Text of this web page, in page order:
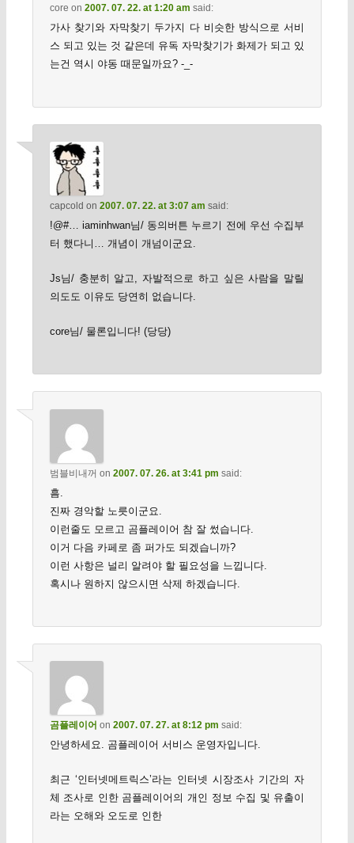
core on 2007. 07. 22. at 1:20 am said:
가사 찾기와 자막찾기 두가지 다 비슷한 방식으로 서비
스 되고 있는 것 같은데 유독 자막찾기가 화제가 되고 있
는건 역시 야동 때문일까요? -_-
capcold on 2007. 07. 22. at 3:07 am said:
!@#… iaminhwan님/ 동의버튼 누르기 전에 우선 수집부
터 했다니… 개념이 개넘이군요.
Js님/ 충분히 알고, 자발적으로 하고 싶은 사람을 말릴
의도도 이유도 당연히 없습니다.
core님/ 물론입니다! (당당)
범블비내꺼 on 2007. 07. 26. at 3:41 pm said:
흠.
진짜 경악할 노릇이군요.
이런줄도 모르고 곰플레이어 참 잘 썼습니다.
이거 다음 카페로 좀 퍼가도 되겠습니까?
이런 사항은 널리 알려야 할 필요성을 느낍니다.
혹시나 원하지 않으시면 삭제 하겠습니다.
곰플레이어 on 2007. 07. 27. at 8:12 pm said:
안녕하세요. 곰플레이어 서비스 운영자입니다.
최근 ‘인터넷메트릭스’라는 인터넷 시장조사 기간의 자
체 조사로 인한 곰플레이어의 개인 정보 수집 및 유출이
라는 오해와 오도로 인한